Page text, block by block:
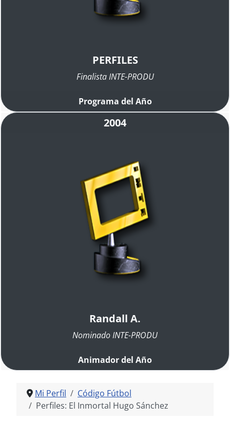
PERFILES
Finalista INTE-PRODU
Programa del Año
2004
Randall A.
Nominado INTE-PRODU
Animador del Año
Mi Perfil
Código Fútbol
Perfiles: El Inmortal Hugo Sánchez